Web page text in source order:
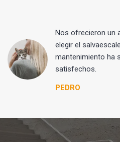
Nos ofrecieron un
elegir el
mantenimiento ha
satisfechos.
PEDRO